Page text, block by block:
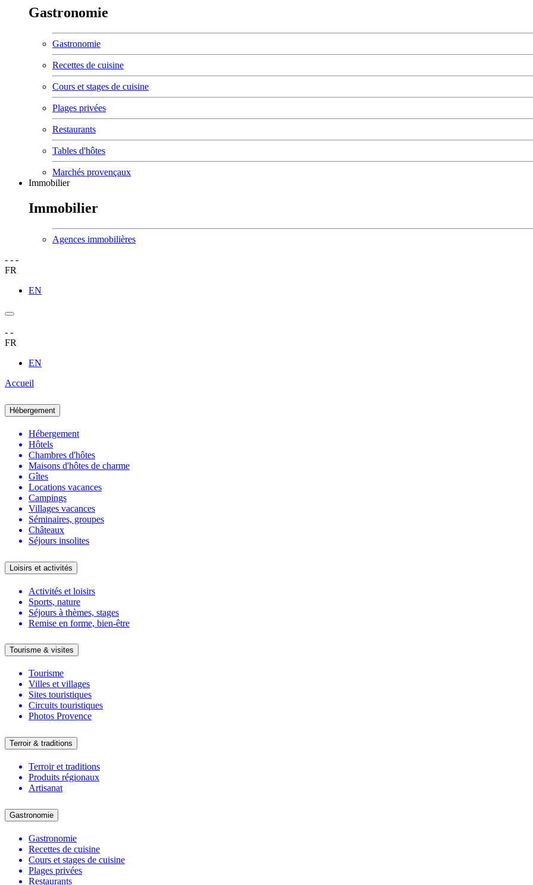
Gastronomie
Gastronomie
Recettes de cuisine
Cours et stages de cuisine
Plages privées
Restaurants
Tables d'hôtes
Marchés provençaux
Immobilier
Immobilier
Agences immobilières
- - -
FR
EN
- -
FR
EN
Accueil
Hébergement
Hébergement
Hôtels
Chambres d'hôtes
Maisons d'hôtes de charme
Gîtes
Locations vacances
Campings
Villages vacances
Séminaires, groupes
Châteaux
Séjours insolites
Loisirs et activités
Activités et loisirs
Sports, nature
Séjours à thèmes, stages
Remise en forme, bien-être
Tourisme & visites
Tourisme
Villes et villages
Sites touristiques
Circuits touristiques
Photos Provence
Terroir & traditions
Terroir et traditions
Produits régionaux
Artisanat
Gastronomie
Gastronomie
Recettes de cuisine
Cours et stages de cuisine
Plages privées
Restaurants